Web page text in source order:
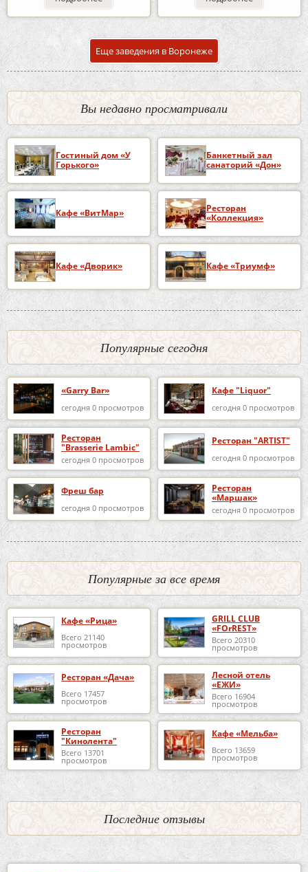
Еще заведения в Воронеже
Вы недавно просматривали
Гостиный дом «У
Горького»
Банкетный зал
санаторий «Дон»
Кафе «ВитМар»
Ресторан
«Коллекция»
Кафе «Дворик» Кафе «Триумф»
Популярные сегодня
«Garry Bar»
сегодня 0 просмотров
Кафе "Liquor"
сегодня 0 просмотров
Ресторан
"Brasserie Lambic"
сегодня 0 просмотров
Ресторан "ARTIST"
сегодня 0 просмотров
Фреш бар
сегодня 0 просмотров
Ресторан
«Маршак»
сегодня 0 просмотров
Популярные за все время
Кафе «Рица»
Всего 21140
просмотров
GRILL CLUB
«FOrREST»
Всего 20310
просмотров
Ресторан «Дача»
Всего 17457
просмотров
Лесной отель
«ЕЖИ»
Всего 16904
просмотров
Ресторан
"Кинолента"
Всего 13701
просмотров
Кафе «Мельба»
Всего 13659
просмотров
Последние отзывы